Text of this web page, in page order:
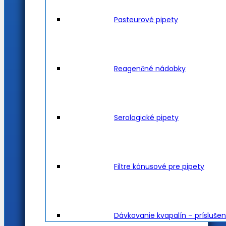
Pasteurové pipety
Reagenčné nádobky
Serologické pipety
Filtre kónusové pre pipety
Dávkovanie kvapalín –